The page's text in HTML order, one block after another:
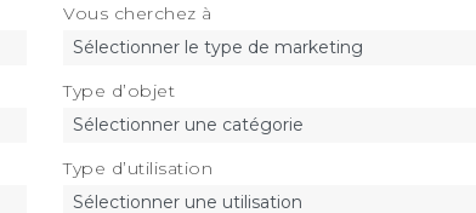
Vous cherchez à
Type d’objet
Type d’utilisation